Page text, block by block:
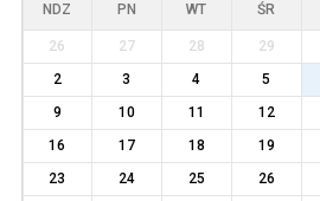
NDZ PN WT ŚR
26 27 28 29
2
3 4 5
9
10 11 12
16
17 18 19
23
24 25 26